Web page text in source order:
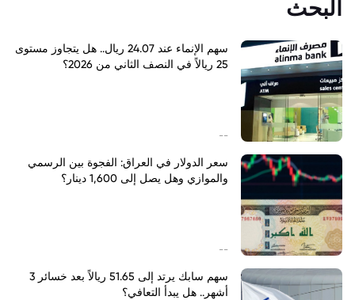
البحث
سهم الإنماء عند 24.07 ريال.. هل يتجاوز مستوى
25 ريالاً في النصف الثاني من 2026؟
--
سعر الدولار في العراق: الفجوة بين الرسمي
والموازي وهل يصل إلى 1,600 دينار؟
--
سهم سابك يرتد إلى 51.65 ريالاً بعد خسائر 3
أشهر.. هل يبدأ التعافي؟